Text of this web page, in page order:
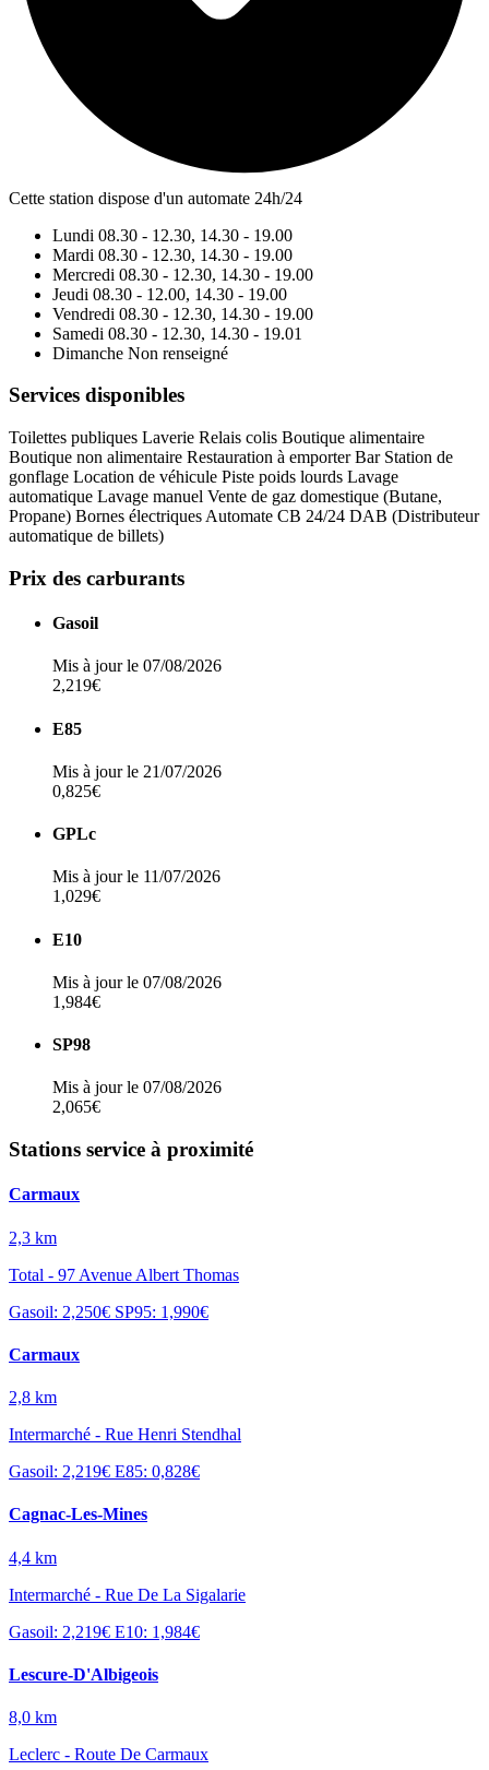
Cette station dispose d'un automate 24h/24
Lundi 08.30 - 12.30, 14.30 - 19.00
Mardi 08.30 - 12.30, 14.30 - 19.00
Mercredi 08.30 - 12.30, 14.30 - 19.00
Jeudi 08.30 - 12.00, 14.30 - 19.00
Vendredi 08.30 - 12.30, 14.30 - 19.00
Samedi 08.30 - 12.30, 14.30 - 19.01
Dimanche Non renseigné
Services disponibles
Toilettes publiques Laverie Relais colis Boutique alimentaire
Boutique non alimentaire Restauration à emporterBar Station de
gonflage Location de véhicule Piste poids lourds Lavage
automatique Lavage manuel Vente de gaz domestique (Butane,
Propane) Bornes électriques Automate CB 24/24 DAB (Distributeur
automatique de billets)
Prix des carburants
Gasoil
Mis à jour le 07/08/2026
2,219€
E85
Mis à jour le 21/07/2026
0,825€
GPLc
Mis à jour le 11/07/2026
1,029€
E10
Mis à jour le 07/08/2026
1,984€
SP98
Mis à jour le 07/08/2026
2,065€
Stations service à proximité
Carmaux
2,3 km
Total - 97 Avenue Albert Thomas
Gasoil: 2,250€ SP95: 1,990€
Carmaux
2,8 km
Intermarché - Rue Henri Stendhal
Gasoil: 2,219€ E85: 0,828€
Cagnac-Les-Mines
4,4 km
Intermarché - Rue De La Sigalarie
Gasoil: 2,219€ E10: 1,984€
Lescure-D'Albigeois
8,0 km
Leclerc - Route De Carmaux